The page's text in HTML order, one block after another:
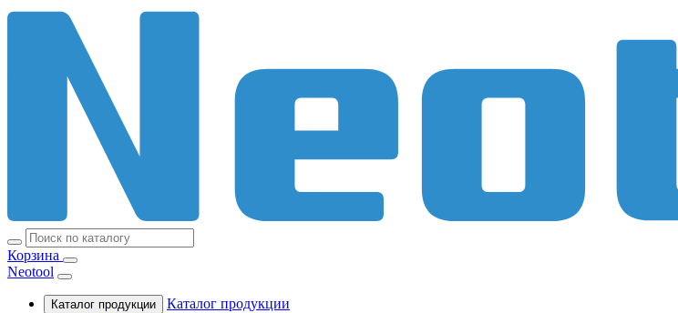
Корзина
Neotool
Каталог продукции
Каталог продукции